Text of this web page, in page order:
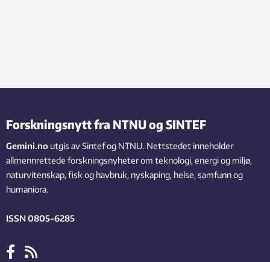
Forskningsnytt fra NTNU og SINTEF
Gemini.no utgis av Sintef og NTNU. Nettstedet inneholder
allmennrettede forskningsnyheter om teknologi, energi og miljø,
naturvitenskap, fisk og havbruk, nyskaping, helse, samfunn og
humaniora.
ISSN 0805-6285